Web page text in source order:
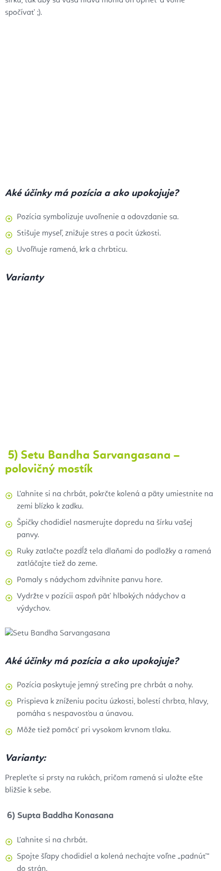
spočívať ;).
Aké účinky má pozícia a ako upokojuje?
Pozícia symbolizuje uvoľnenie a odovzdanie sa.
Stišuje myseľ, znižuje stres a pocit úzkosti.
Uvoľňuje ramená, krk a chrbticu.
Varianty
5) Setu Bandha Sarvangasana –
polovičný mostík
Ľahnite si na chrbát, pokrčte kolená a päty umiestnite na
zemi blízko k zadku.
Špičky chodidiel nasmerujte dopredu na šírku vašej
panvy.
Ruky zatlačte pozdĺž tela dlaňami do podložky a ramená
zatláčajte tiež do zeme.
Pomaly s nádychom zdvihnite panvu hore.
Vydržte v pozícii aspoň päť hlbokých nádychov a
výdychov.
Aké účinky má pozícia a ako upokojuje?
Pozícia poskytuje jemný strečing pre chrbát a nohy.
Prispieva k zníženiu pocitu úzkosti, bolestí chrbta, hlavy,
pomáha s nespavosťou a únavou.
Môže tiež pomôcť pri vysokom krvnom tlaku.
Varianty:
Prepleťte si prsty na rukách, pričom ramená si uložte ešte
bližšie k sebe.
6) Supta Baddha Konasana
Ľahnite si na chrbát.
Spojte šľapy chodidiel a kolená nechajte voľne „padnúť“
do strán.